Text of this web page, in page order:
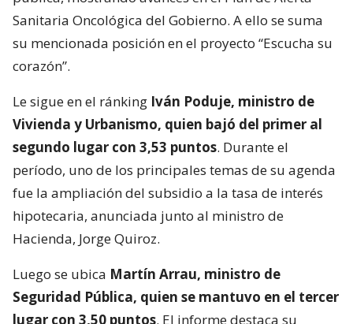
Sanitaria Oncológica del Gobierno. A ello se suma
su mencionada posición en el proyecto “Escucha su
corazón”.
Le sigue en el ránking Iván Poduje, ministro de
Vivienda y Urbanismo, quien bajó del primer al
segundo lugar con 3,53 puntos. Durante el
período, uno de los principales temas de su agenda
fue la ampliación del subsidio a la tasa de interés
hipotecaria, anunciada junto al ministro de
Hacienda, Jorge Quiroz.
Luego se ubica Martín Arrau, ministro de
Seguridad Pública, quien se mantuvo en el tercer
lugar con 3,50 puntos. El informe destaca su